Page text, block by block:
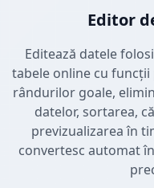
Editor
Editează datele
tabele online cu
rândurilor goale,
datelor, sortarea,
previzualizarea în
convertesc automat